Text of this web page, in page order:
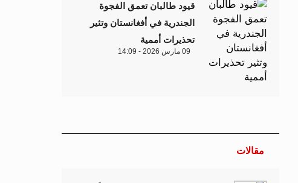
قيود طالبان تعمق الفجوة
الجندرية في أفغانستان وتثير
تحذيرات أممية
09 مارس 2026 - 14:09
مقالات